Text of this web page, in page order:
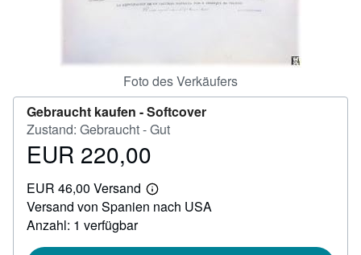
Foto des Verkäufers
Gebraucht kaufen -Softcover
Zustand: Gebraucht - Gut
Preis
220,00
EUR 220,00
EUR 46,00 Versand
Weitere
Informationen
Versand von Spanien nach USA
Anzahl: 1 verfügbar